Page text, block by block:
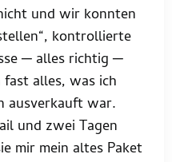
und wir konnten
kontrollierte
─ alles richtig ─
alles, was ich
ausverkauft war.
und zwei Tagen
mir mein altes Paket